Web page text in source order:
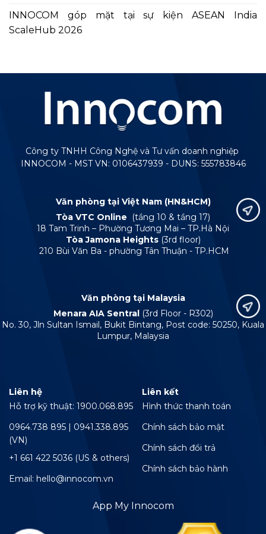
INNOCOM góp mặt tại sự kiện ASEAN India
ScaleHub 2026
Công ty TNHH Công Nghệ và Tư vấn doanh nghiệp
INNOCOM - MST VN: 0106437939 - DUNS: 555783846
Văn phòng tại Việt Nam (HN&HCM)
Tòa VTC Online
(tầng 10 & tầng 17)
18 Tam Trinh – Phường Tương Mai – TP.Hà Nội
Tòa Jamona Heights (3rd floor)
210 Bùi Văn Ba - phường Tân Thuận - TP.HCM
Văn phòng tại Malaysia
Menara AIA Sentral (3rd Floor - R302)
No. 30, Jln Sultan Ismail, Bukit Bintang, Post code: 50250, Kuala
Lumpur, Malaysia
Liên hệ
Hỗ trợ kỹ thuật: 1900.068.895
0964.738 895 | 0941.338.895
(VN)
+1 661 422 5036 (US & others)
Email: hello@innocom.vn
Liên kết
Hình thức thanh toán
Chính sách bảo mật
Chính sách đổi trả
Chính sách bảo hành
App My Innocom